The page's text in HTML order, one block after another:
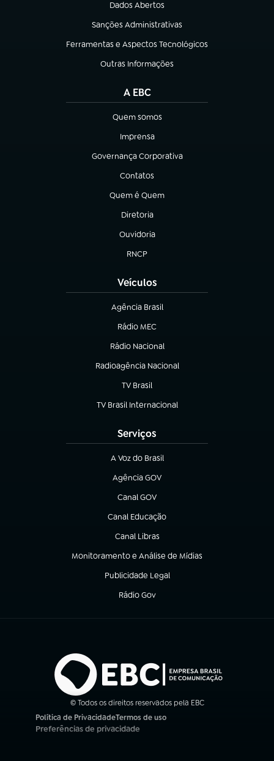
Dados Abertos
(abre em nova aba)
Sanções Administrativas
(abre em nova aba)
Ferramentas e Aspectos Tecnológicos
(abre em nova aba)
Outras Informações
(abre em nova aba)
A EBC
Quem somos
(abre em nova aba)
Imprensa
(abre em nova aba)
Governança Corporativa
(abre em nova aba)
Contatos
(abre em nova aba)
Quem é Quem
(abre em nova aba)
Diretoria
(abre em nova aba)
Ouvidoria
(abre em nova aba)
RNCP
(abre em nova aba)
Veículos
Agência Brasil
(abre em nova aba)
Rádio MEC
Rádio Nacional
(abre em nova aba)
Radioagência Nacional
(abre em nova aba)
TV Brasil
(abre em nova aba)
TV Brasil Internacional
(abre em nova aba)
Serviços
A Voz do Brasil
(abre em nova aba)
Agência GOV
(abre em nova aba)
Canal GOV
(abre em nova aba)
Canal Educação
(abre em nova aba)
Canal Libras
(abre em nova aba)
Monitoramento e Análise de Mídias
(abre em nova aba)
Publicidade Legal
(abre em nova aba)
Rádio Gov
(abre em nova aba)
© Todos os direitos reservados pela EBC
Política de Privacidade
(abre em nova aba)
Termos de uso
(abre em nova aba)
Preferências de privacidade